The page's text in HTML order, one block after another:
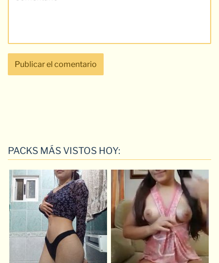
PACKS MÁS VISTOS HOY: